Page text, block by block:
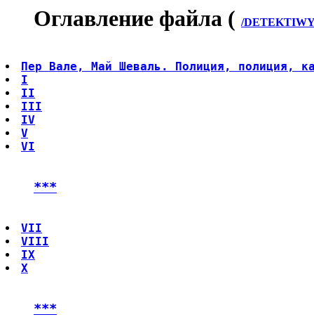
Оглавление файла ( /
Пер Вале, Май Шеваль. Полиция, полиция,
I
II
III
IV
V
VI
***
VII
VIII
IX
Х
***